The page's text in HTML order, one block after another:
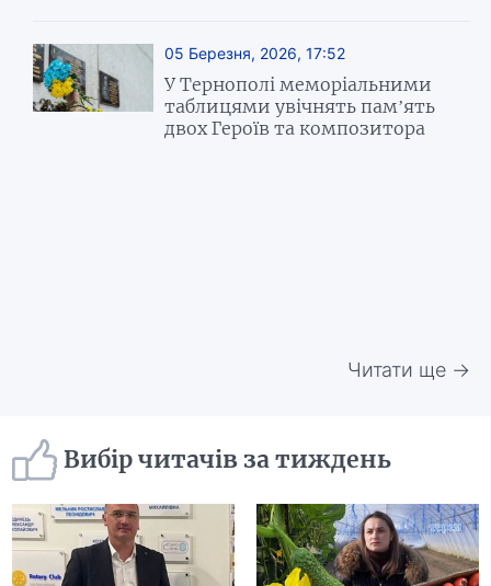
05 Березня, 2026, 17:52
У Тернополі меморіальними
таблицями увічнять пам’ять
двох Героїв та композитора
Читати ще →
Вибір читачів за тиждень